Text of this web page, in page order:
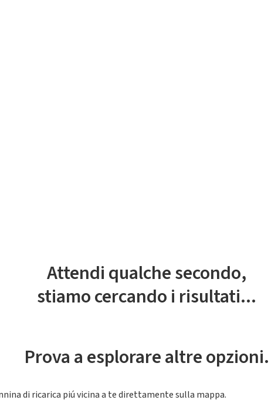
Attendi qualche secondo,
stiamo cercando i risultati...
Prova a esplorare altre opzioni.
di ricarica piú vicina a te direttamente sulla mappa.